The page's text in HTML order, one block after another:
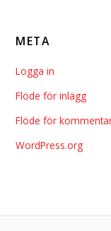
META
Logga in
Flöde för inlägg
Flöde för
WordPress.org